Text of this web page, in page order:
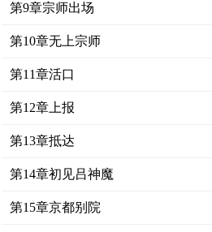
第9章宗师出场
第10章无上宗师
第11章活口
第12章上报
第13章抵达
第14章初见吕神魔
第15章京都别院